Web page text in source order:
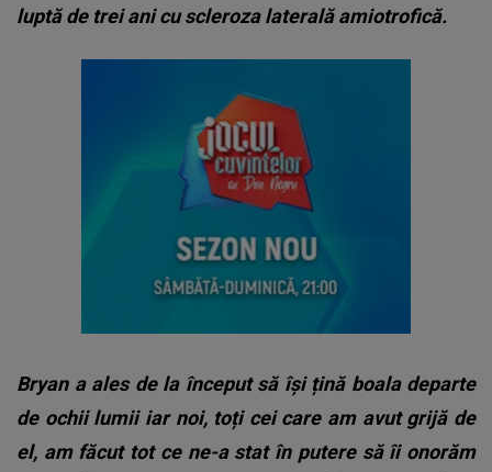
luptă de trei ani cu scleroza laterală amiotrofică.
Bryan a ales de la început să își țină boala departe
de ochii lumii iar noi, toți cei care am avut grijă de
el, am făcut tot ce ne-a stat în putere să îi onorăm